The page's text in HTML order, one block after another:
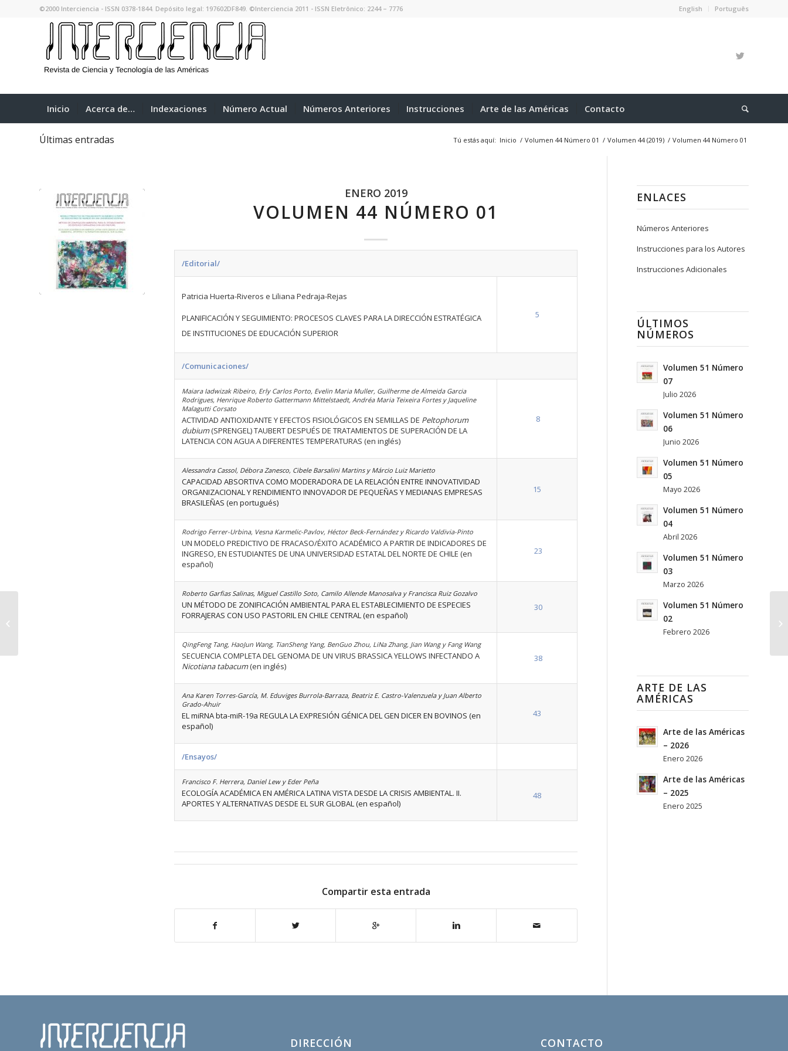
English Português
©2000 Interciencia - ISSN 0378-1844. Depósito legal: 197602DF849. ©Interciencia 2011 - ISSN Eletrônico: 2244 – 7776
Inicio Acerca de… Indexaciones Número Actual Números Anteriores Instrucciones Arte de las Américas Contacto
Últimas entradas Tú estás aquí: Inicio / Volumen 44 Número 01 / Volumen 44 (2019) / Volumen 44 Número 01
ENERO 2019
VOLUMEN 44 NÚMERO 01
/Editorial/
Patricia Huerta-Riveros e Liliana Pedraja-Rejas
PLANIFICACIÓN Y SEGUIMIENTO: PROCESOS CLAVES PARA LA DIRECCIÓN ESTRATÉGICA
DE INSTITUCIONES DE EDUCACIÓN SUPERIOR
5
/Comunicaciones/
Maiara Iadwizak Ribeiro, Erly Carlos Porto, Evelin Maria Muller, Guilherme de Almeida Garcia
Rodrigues, Henrique Roberto Gattermann Mittelstaedt, Andréa Maria Teixeira Fortes y Jaqueline
Malagutti Corsato
ACTIVIDAD ANTIOXIDANTE Y EFECTOS FISIOLÓGICOS EN SEMILLAS DE Peltophorum
dubium(SPRENGEL) TAUBERT DESPUÉS DE TRATAMIENTOS DE SUPERACIÓN DE LA
LATENCIA CON AGUA A DIFERENTES TEMPERATURAS (en inglés)
8
Alessandra Cassol, Débora Zanesco, Cibele Barsalini Martins y Márcio Luiz Marietto
CAPACIDAD ABSORTIVA COMO MODERADORA DE LA RELACIÓN ENTRE INNOVATIVIDAD
ORGANIZACIONAL Y RENDIMIENTO INNOVADOR DE PEQUEÑAS Y MEDIANAS EMPRESAS
BRASILEÑAS (en portugués)
15
Rodrigo Ferrer-Urbina, Vesna Karmelic-Pavlov, Héctor Beck-Fernández y Ricardo Valdivia-Pinto
UN MODELO PREDICTIVO DE FRACASO/ÉXITO ACADÉMICO A PARTIR DE INDICADORES DE
INGRESO, EN ESTUDIANTES DE UNA UNIVERSIDAD ESTATAL DEL NORTE DE CHILE (en
español)
23
Roberto Garfias Salinas, Miguel Castillo Soto, Camilo Allende Manosalva y Francisca Ruiz Gozalvo
UN MÉTODO DE ZONIFICACIÓN AMBIENTAL PARA EL ESTABLECIMIENTO DE ESPECIES
FORRAJERAS CON USO PASTORIL EN CHILE CENTRAL (en español)
30
QingFeng Tang, HaoJun Wang, TianSheng Yang, BenGuo Zhou, LiNa Zhang, Jian Wang y Fang Wang
SECUENCIA COMPLETA DEL GENOMA DE UN VIRUS BRASSICA YELLOWS INFECTANDO A
Nicotiana tabacum(en inglés)
38
Ana Karen Torres-García, M. Eduviges Burrola-Barraza, Beatriz E. Castro-Valenzuela y Juan Alberto
Grado-Ahuir
EL miRNA bta-miR-19a REGULA LA EXPRESIÓN GÉNICA DEL GEN DICER EN BOVINOS (en
español)
43
/Ensayos/
Francisco F. Herrera, Daniel Lew y Eder Peña
ECOLOGÍA ACADÉMICA EN AMÉRICA LATINA VISTA DESDE LA CRISIS AMBIENTAL. II.
APORTES Y ALTERNATIVAS DESDE EL SUR GLOBAL (en español)
48
Compartir esta entrada
ENLACES
Números Anteriores
Instrucciones para los Autores
Instrucciones Adicionales
ÚLTIMOS
NÚMEROS
Volumen 51 Número
07
Julio 2026
Volumen 51 Número
06
Junio 2026
Volumen 51 Número
05
Mayo 2026
Volumen 51 Número
04
Abril 2026
Volumen 51 Número
03
Marzo 2026
Volumen 51 Número
02
Febrero 2026
ARTE DE LAS
AMÉRICAS
Arte de las Américas
– 2026
Enero 2026
Arte de las Américas
– 2025
Enero 2025
DIRECCIÓN CONTACTO